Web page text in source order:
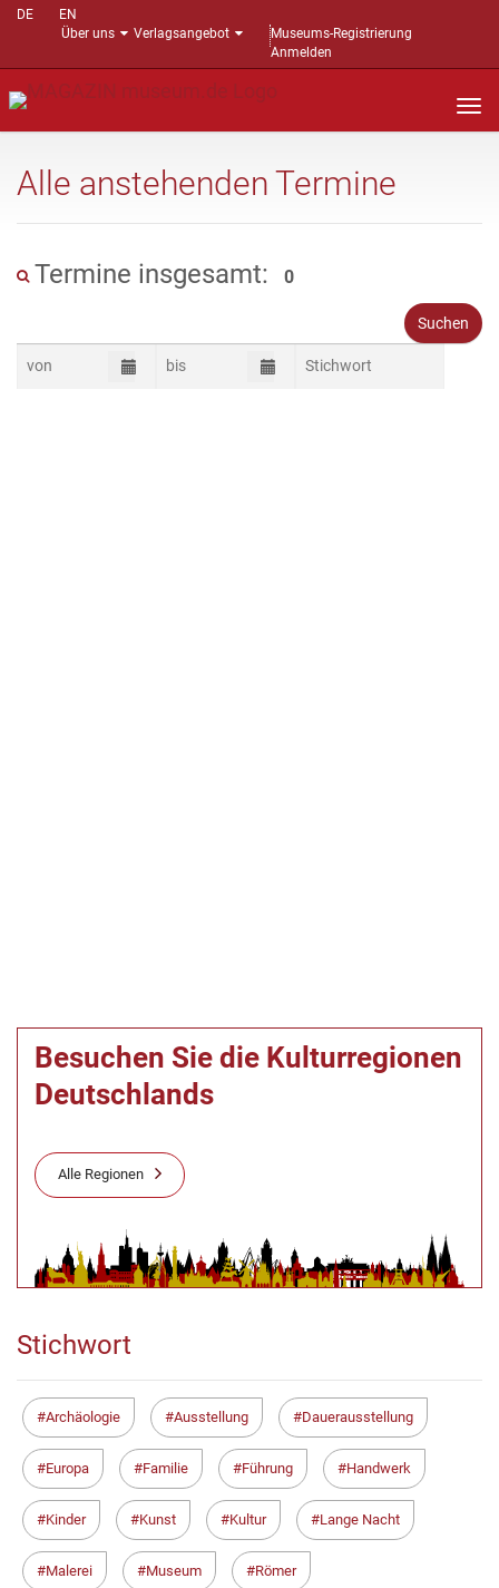
DE
EN
Über uns
Verlagsangebot
Museums-Registrierung
Anmelden
Alle anstehenden Termine
Termine insgesamt: 0
Besuchen Sie die Kulturregionen
Deutschlands
Alle Regionen
Stichwort
Archäologie Ausstellung Dauerausstellung
Europa Familie Führung Handwerk
Kinder Kunst Kultur Lange Nacht
Malerei Museum Römer